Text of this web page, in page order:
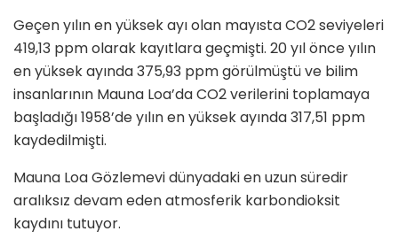
Geçen yılın en yüksek ayı olan mayısta CO2 seviyeleri
419,13 ppm olarak kayıtlara geçmişti. 20 yıl önce yılın
en yüksek ayında 375,93 ppm görülmüştü ve bilim
insanlarının Mauna Loa’da CO2 verilerini toplamaya
başladığı 1958’de yılın en yüksek ayında 317,51 ppm
kaydedilmişti.
Mauna Loa Gözlemevi dünyadaki en uzun süredir
aralıksız devam eden atmosferik karbondioksit
kaydını tutuyor.